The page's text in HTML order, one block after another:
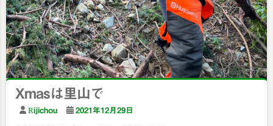
Xmasは里山で
Rijichou 2021年12月29日